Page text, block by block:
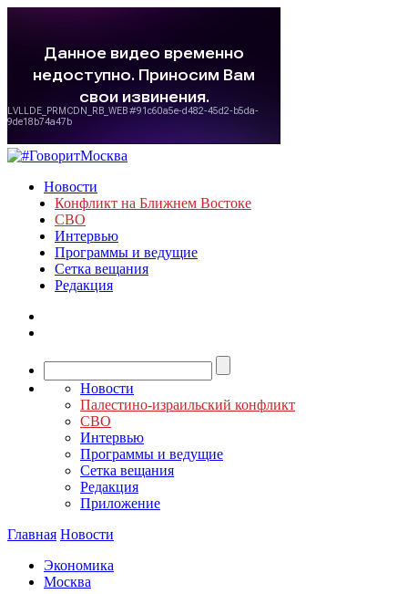
Новости
Конфликт на Ближнем Востоке
СВО
Интервью
Программы и ведущие
Сетка вещания
Редакция
Новости
Палестино-израильский конфликт
СВО
Интервью
Программы и ведущие
Сетка вещания
Редакция
Приложение
Главная Новости
Экономика
Москва